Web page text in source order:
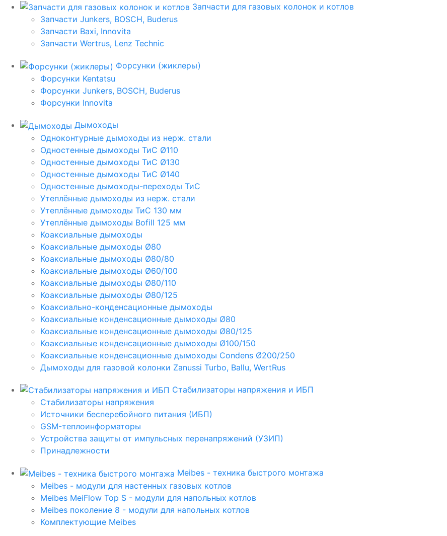
Запчасти для газовых колонок и котлов
Запчасти Junkers, BOSCH, Buderus
Запчасти Baxi, Innovita
Запчасти Wertrus, Lenz Technic
Форсунки (жиклеры)
Форсунки Kentatsu
Форсунки Junkers, BOSCH, Buderus
Форсунки Innovita
Дымоходы
Одноконтурные дымоходы из нерж. стали
Одностенные дымоходы ТиС Ø110
Одностенные дымоходы ТиС Ø130
Одностенные дымоходы ТиС Ø140
Одностенные дымоходы-переходы ТиС
Утеплённые дымоходы из нерж. стали
Утеплённые дымоходы ТиС 130 мм
Утеплённые дымоходы Bofill 125 мм
Коаксиальные дымоходы
Коаксиальные дымоходы Ø80
Коаксиальные дымоходы Ø80/80
Коаксиальные дымоходы Ø60/100
Коаксиальные дымоходы Ø80/110
Коаксиальные дымоходы Ø80/125
Коаксиально-конденсационные дымоходы
Коаксиальные конденсационные дымоходы Ø80
Коаксиальные конденсационные дымоходы Ø80/125
Коаксиальные конденсационные дымоходы Ø100/150
Коаксиальные конденсационные дымоходы Condens Ø200/250
Дымоходы для газовой колонки Zanussi Turbo, Ballu, WertRus
Стабилизаторы напряжения и ИБП
Стабилизаторы напряжения
Источники бесперебойного питания (ИБП)
GSM-теплоинформаторы
Устройства защиты от импульсных перенапряжений (УЗИП)
Принадлежности
Meibes - техника быстрого монтажа
Meibes - модули для настенных газовых котлов
Meibes MeiFlow Top S - модули для напольных котлов
Meibes поколение 8 - модули для напольных котлов
Комплектующие Meibes